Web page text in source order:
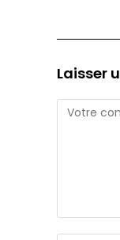
Laisser
Comment